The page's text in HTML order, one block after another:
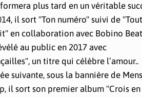
plus tard en un véritable
il sort "Ton numéro" suivi de
en collaboration avec Bobino
au public en 2017 avec
un titre qui célèbre l’amour..
suivante, sous la bannière de
il sort son premier album "Crois en